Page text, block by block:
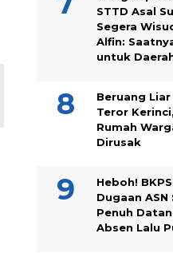
STTD Asal
Segera
Alfin:
untuk
Beruang
Teror
Rumah
Dirusak
Heboh!
Dugaan ASN
Penuh
Absen Lalu